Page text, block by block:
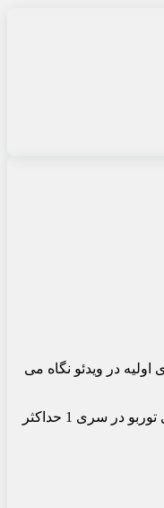
در ویدئو نگاه می
مدل جدید M140i xDrive ممکن است جایگزین M135 فعلی شود که 304 اسب بخار قدرت دارد. لازم به ذکر است که اطلاعات لو رفته از جولای 2022 نشان می‌دهد که موتور 2.0 لیتری توربو در سری 1 حداکثر